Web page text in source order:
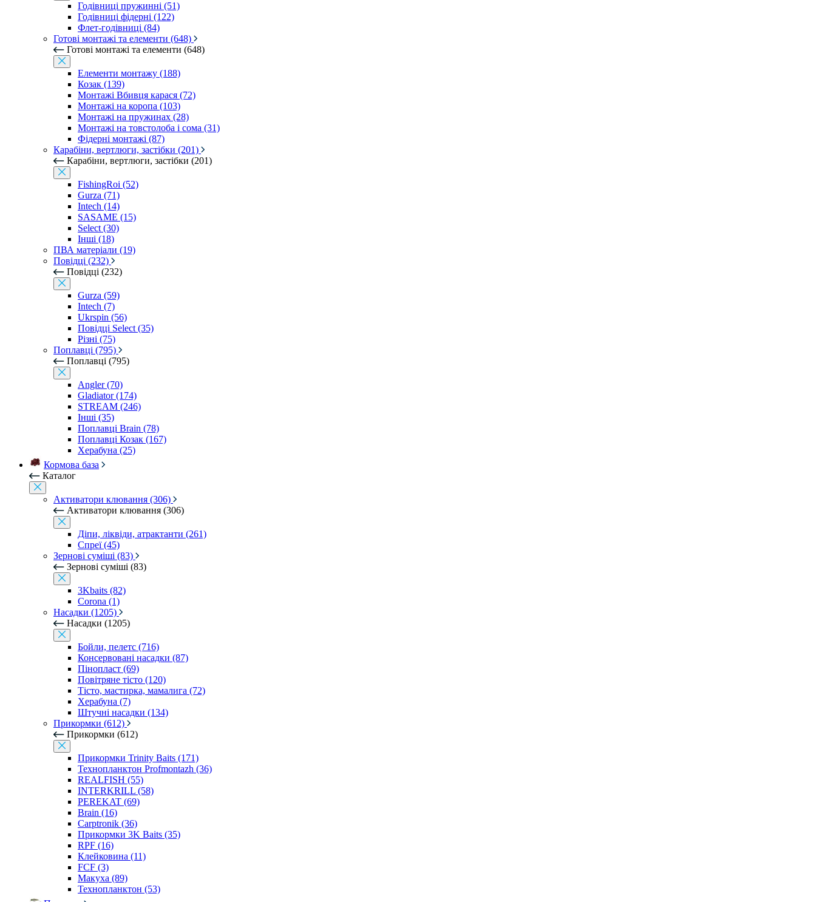
Годівниці пружинні (51)
Годівниці фідерні (122)
Флет-годівниці (84)
Готові монтажі та елементи (648)
Готові монтажі та елементи (648)
Елементи монтажу (188)
Козак (139)
Монтажі Вбивця карася (72)
Монтажі на коропа (103)
Монтажі на пружинах (28)
Монтажі на товстолоба і сома (31)
Фідерні монтажі (87)
Карабіни, вертлюги, застібки (201)
Карабіни, вертлюги, застібки (201)
FishingRoi (52)
Gurza (71)
Intech (14)
SASAME (15)
Select (30)
Інші (18)
ПВА матеріали (19)
Повідці (232)
Повідці (232)
Gurza (59)
Intech (7)
Ukrspin (56)
Повідці Select (35)
Різні (75)
Поплавці (795)
Поплавці (795)
Angler (70)
Gladiator (174)
STREAM (246)
Інші (35)
Поплавці Brain (78)
Поплавці Козак (167)
Херабуна (25)
Кормова база
Каталог
Активатори клювання (306)
Активатори клювання (306)
Діпи, ліквіди, атрактанти (261)
Спреї (45)
Зернові суміші (83)
Зернові суміші (83)
3Kbaits (82)
Corona (1)
Насадки (1205)
Насадки (1205)
Бойли, пелетс (716)
Консервовані насадки (87)
Пінопласт (69)
Повітряне тісто (120)
Тісто, мастирка, мамалига (72)
Херабуна (7)
Штучні насадки (134)
Прикормки (612)
Прикормки (612)
Прикормки Trinity Baits (171)
Технопланктон Profmontazh (36)
REALFISH (55)
INTERKRILL (58)
PEREKAT (69)
Brain (16)
Carptronik (36)
Прикормки 3K Baits (35)
RPF (16)
Клейковина (11)
FCF (3)
Макуха (89)
Технопланктон (53)